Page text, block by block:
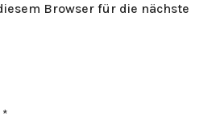
Browser für die nächste
*